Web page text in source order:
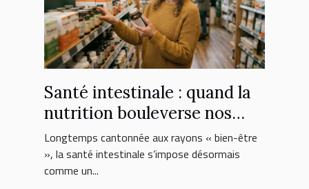
Santé intestinale : quand la
nutrition bouleverse nos
choix de suppléments
Longtemps cantonnée aux rayons « bien-être
», la santé intestinale s’impose désormais
comme un...